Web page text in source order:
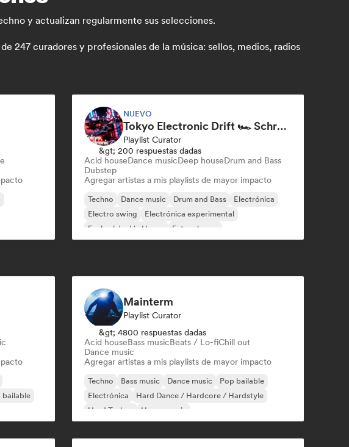
y actualizan regularmente sus selecciones.
247 curadores y profesionales de la música: sellos, medios, radios
NUEVO
Tokyo Electronic Drift 🏎️ Schranz, Hard Techno & Anime EDM
Playlist Curator
&gt; 200 respuestas dadas
Acid houseDance musicDeep houseDrum and Bass
Dubstep
Agregar artistas a mis playlists de mayor impacto
Techno Dance music Drum and Bass
Electrónica
Electro swing
Electrónica experimental
Funky / Jackin House
Future house
bailable
Mainterm
Playlist Curator
&gt; 4800 respuestas dadas
Acid houseBass musicBeats / Lo-fiChill out
Dance music
Agregar artistas a mis playlists de mayor impacto
Techno Bass music Dance music
Pop bailable
Electrónica
Hard Dance / Hardcore / Hardstyle
Hard Techno
House music